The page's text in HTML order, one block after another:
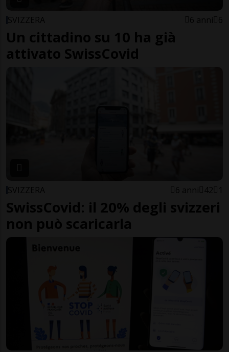
SVIZZERA 6 anni 6
Un cittadino su 10 ha già
attivato SwissCovid
SVIZZERA 6 anni 42 1
SwissCovid: il 20% degli svizzeri
non può scaricarla